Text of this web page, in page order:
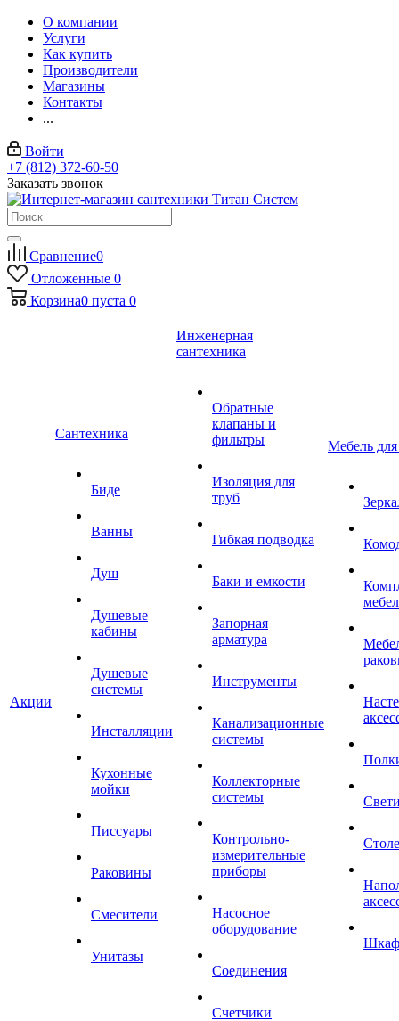
О компании
Услуги
Как купить
Производители
Магазины
Контакты
...
Войти
+7 (812) 372-60-50
Заказать звонок
Сравнение0
Отложенные 0
Корзина0 пуста 0
Акции
Сантехника
Биде
Ванны
Душ
Душевые
кабины
Душевые
системы
Инсталляции
Кухонные
мойки
Писсуары
Раковины
Смесители
Унитазы
Инженерная
сантехника
Обратные
клапаны и
фильтры
Изоляция для
труб
Гибкая подводка
Баки и емкости
Запорная
арматура
Инструменты
Канализационные
системы
Коллекторные
системы
Контрольно-
измерительные
приборы
Насосное
оборудование
Соединения
Счетчики
Мебель